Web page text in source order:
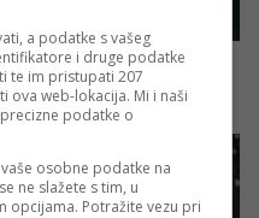
a podatke s vašeg
i druge podatke
te im pristupati 207
ova web-lokacija. Mi i naši
podatke o
osobne podatke na
ne slažete s tim, u
opcijama. Potražite vezu pri